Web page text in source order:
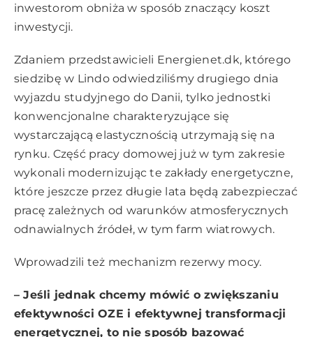
inwestorom obniża w sposób znaczący koszt
inwestycji.
Zdaniem przedstawicieli Energienet.dk, którego
siedzibę w Lindo odwiedziliśmy drugiego dnia
wyjazdu studyjnego do Danii, tylko jednostki
konwencjonalne charakteryzujące się
wystarczającą elastycznością utrzymają się na
rynku. Część pracy domowej już w tym zakresie
wykonali modernizując te zakłady energetyczne,
które jeszcze przez długie lata będą zabezpieczać
pracę zależnych od warunków atmosferycznych
odnawialnych źródeł, w tym farm wiatrowych.
Wprowadzili też mechanizm rezerwy mocy.
– Jeśli jednak chcemy mówić o zwiększaniu
efektywności OZE i efektywnej transformacji
energetycznej, to nie sposób bazować